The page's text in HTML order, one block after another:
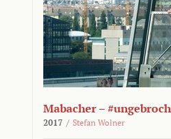
Mabacher –
2017 / Stefan Wolner